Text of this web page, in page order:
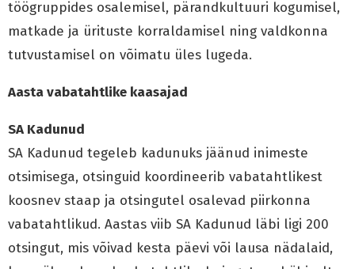
töögruppides osalemisel, pärandkultuuri kogumisel,
matkade ja ürituste korraldamisel ning valdkonna
tutvustamisel on võimatu üles lugeda.
Aasta vabatahtlike kaasajad
SA Kadunud
SA Kadunud tegeleb kadunuks jäänud inimeste
otsimisega, otsinguid koordineerib vabatahtlikest
koosnev staap ja otsingutel osalevad piirkonna
vabatahtlikud. Aastas viib SA Kadunud läbi ligi 200
otsingut, mis võivad kesta päevi või lausa nädalaid,